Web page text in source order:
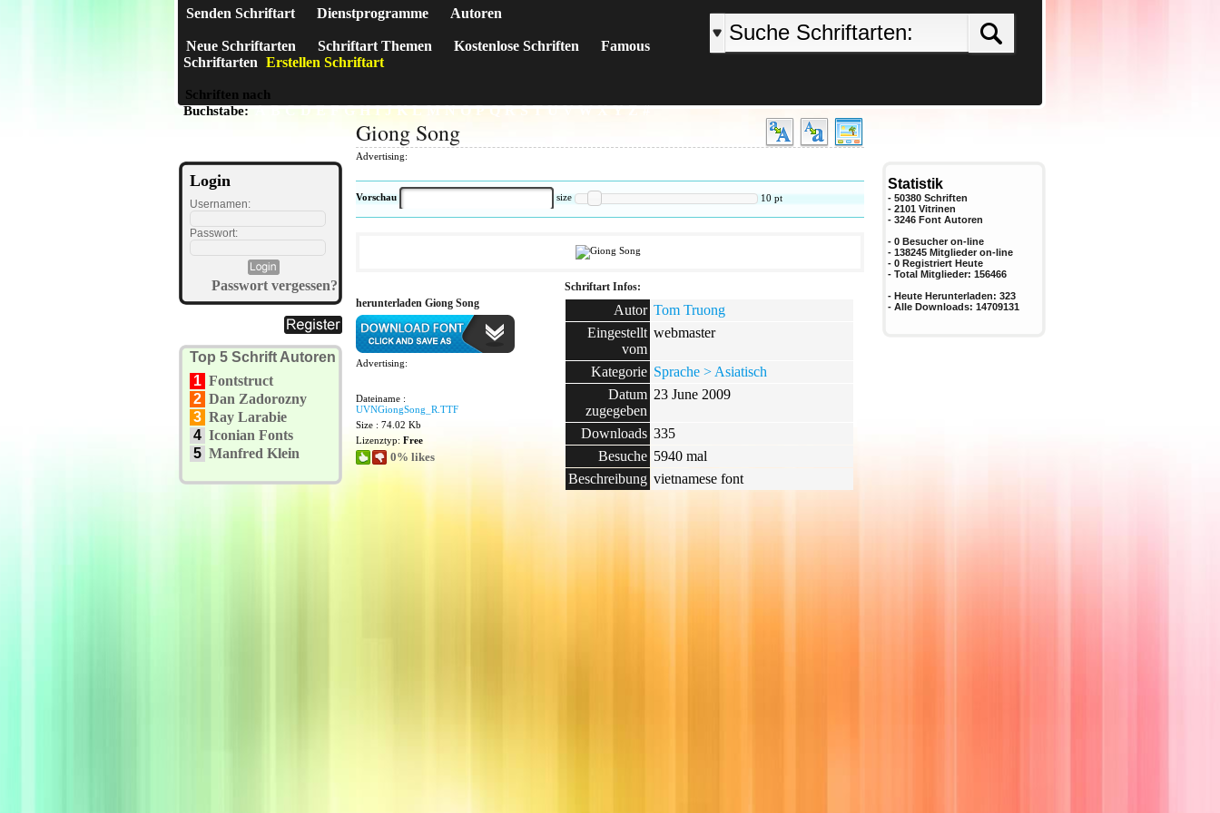
Senden Schriftart Dienstprogramme Autoren
Neue Schriftarten Schriftart Themen Kostenlose Schriften
Famous
Schriftarten Erstellen Schriftart
Schriften nach
Buchstabe: A B C D E F G H I J K L M N O P Q R S T U V W X Y Z #
Login
Usernamen:
Passwort:
Passwort vergessen?
Top 5 Schrift Autoren
1 Fontstruct
2 Dan Zadorozny
3 Ray Larabie
4 Iconian Fonts
5 Manfred Klein
Giong Song
Advertising:
Vorschau size 10 pt
herunterladen Giong Song
Advertising:
Dateiname :
UVNGiongSong_R.TTF
Size : 74.02 Kb
Lizenztyp: Free
0% likes
Schriftart Infos:
Autor Tom Truong
Eingestellt
vom
webmaster
Kategorie Sprache > Asiatisch
Datum
zugegeben
23 June 2009
Downloads 335
Besuche 5940 mal
Beschreibung vietnamese font
Statistik
- 50380 Schriften
- 2101 Vitrinen
- 3246 Font Autoren
- 0 Besucher on-line
- 138245 Mitglieder on-line
- 0 Registriert Heute
- Total Mitglieder: 156466
- Heute Herunterladen: 323
- Alle Downloads: 14709131